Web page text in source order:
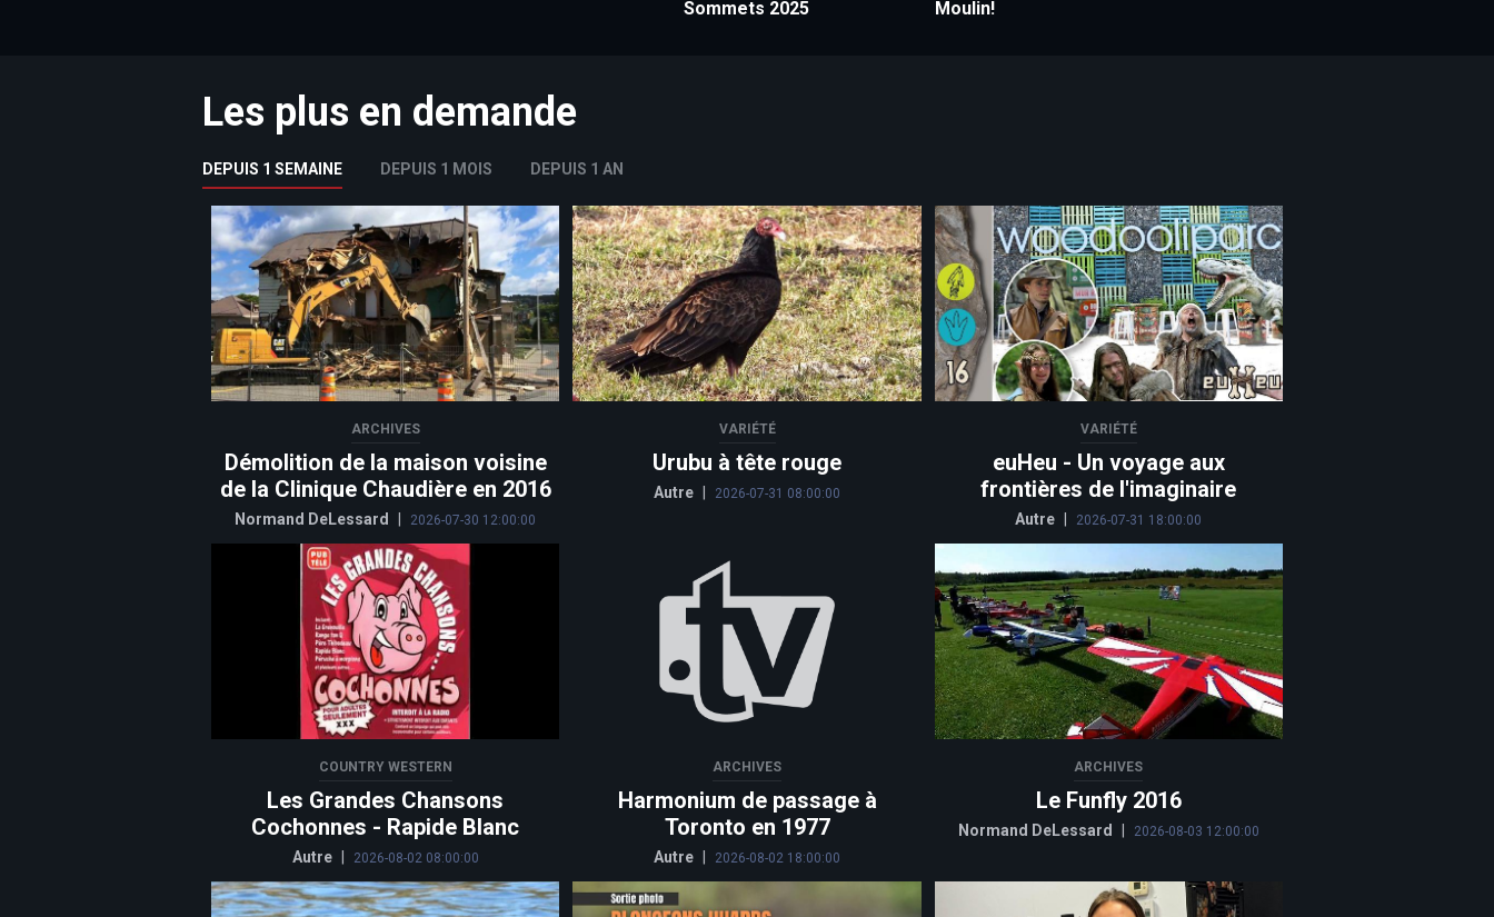
Sommets 2025
Moulin!
Les plus en demande
DEPUIS 1 SEMAINE DEPUIS 1 MOIS DEPUIS 1 AN
ARCHIVES
Démolition de la maison voisine
de la Clinique Chaudière en 2016
Normand DeLessard 2026-07-30 12:00:00
VARIÉTÉ
Urubu à tête rouge
Autre 2026-07-31 08:00:00
VARIÉTÉ
euHeu - Un voyage aux
frontières de l'imaginaire
Autre 2026-07-31 18:00:00
COUNTRY WESTERN
Les Grandes Chansons
Cochonnes - Rapide Blanc
Autre 2026-08-02 08:00:00
ARCHIVES
Harmonium de passage à
Toronto en 1977
Autre 2026-08-02 18:00:00
ARCHIVES
Le Funfly 2016
Normand DeLessard 2026-08-03 12:00:00